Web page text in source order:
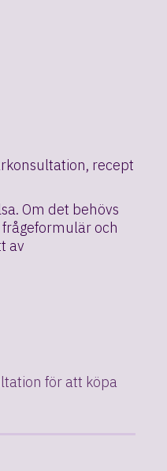
recept
Om det behövs
och
av
för att köpa